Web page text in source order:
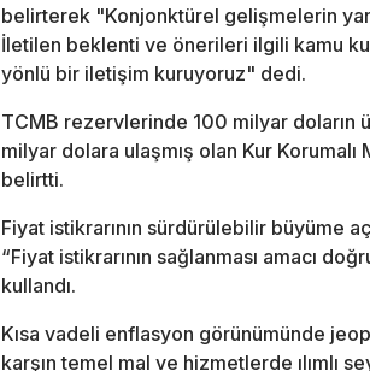
belirterek "Konjonktürel gelişmelerin
İletilen beklenti ve önerileri ilgili kamu
yönlü bir iletişim kuruyoruz" dedi.
TCMB rezervlerinde 100 milyar doların
milyar dolara ulaşmış olan Kur Korumalı
belirtti.
Fiyat istikrarının sürdürülebilir büyüme
“Fiyat istikrarının sağlanması amacı
kullandı.
Kısa vadeli enflasyon görünümünde
karşın temel mal ve hizmetlerde ılımlı